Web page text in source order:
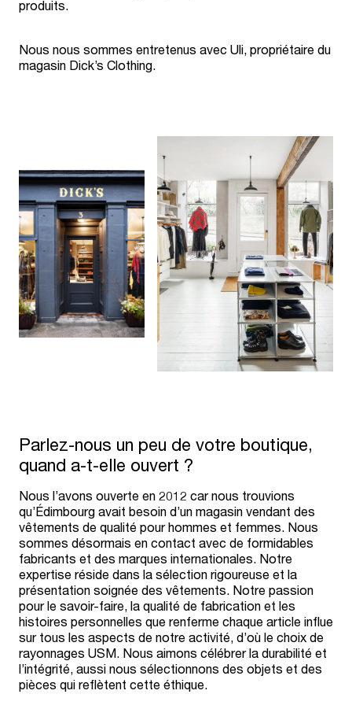
produits.
Nous nous sommes entretenus avec Uli, propriétaire du
magasin Dick’s Clothing.
Parlez-nous un peu de votre boutique,
quand a-t-elle ouvert ?
Nous l’avons ouverte en 2012 car nous trouvions
qu’Édimbourg avait besoin d’un magasin vendant des
vêtements de qualité pour hommes et femmes. Nous
sommes désormais en contact avec de formidables
fabricants et des marques internationales. Notre
expertise réside dans la sélection rigoureuse et la
présentation soignée des vêtements. Notre passion
pour le savoir-faire, la qualité de fabrication et les
histoires personnelles que renferme chaque article influe
sur tous les aspects de notre activité, d’où le choix de
rayonnages USM. Nous aimons célébrer la durabilité et
l’intégrité, aussi nous sélectionnons des objets et des
pièces qui reflètent cette éthique.